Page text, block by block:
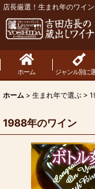
店長厳選！生まれ年のワイ
ホーム ジャンル別に
ホーム > 生まれ年で選ぶ >
1988年のワイン